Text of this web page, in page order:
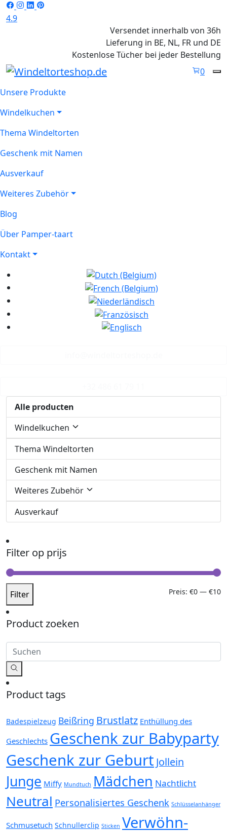
4.9
Versendet innerhalb von 36h
Lieferung in BE, NL, FR und DE
Kostenlose Tücher bei jeder Bestellung
0
Unsere Produkte
Windelkuchen
Thema Windeltorten
Geschenk mit Namen
Ausverkauf
Weiteres Zubehör
Blog
Über Pamper-taart
Kontakt
Alle producten
Windelkuchen
Thema Windeltorten
Geschenk mit Namen
Weiteres Zubehör
Ausverkauf
Filter op prijs
Filter Preis: €0 — €10
Product zoeken
Product tags
Badespielzeug Beißring Brustlatz Enthüllung des
Geschlechts Geschenk zur Babyparty
Geschenk zur Geburt Jollein
Junge Miffy Mundtuch Mädchen Nachtlicht
Neutral Personalisiertes Geschenk Schlüsselanhänger
Schmusetuch Schnullerclip Sticken Verwöhn-